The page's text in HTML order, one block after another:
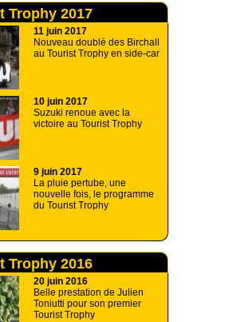
Trophy 2017
11 juin 2017
Nouveau doublé des Birchall
au Tourist Trophy en side-car
10 juin 2017
Suzuki renoue avec la
victoire au Tourist Trophy
9 juin 2017
La pluie pertube, une
nouvelle fois, le programme
du Tourist Trophy
Trophy 2016
20 juin 2016
Belle prestation de Julien
Toniutti pour son premier
Tourist Trophy